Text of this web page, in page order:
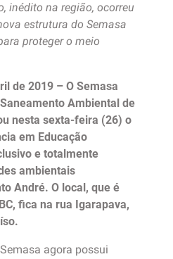
inédito na região, ocorreu
estrutura do Semasa
proteger o meio
de 2019 – O Semasa
Ambiental de
nesta sexta-feira (26) o
em Educação
e totalmente
ambientais
André. O local, que é
fica na rua Igarapava,
agora possui